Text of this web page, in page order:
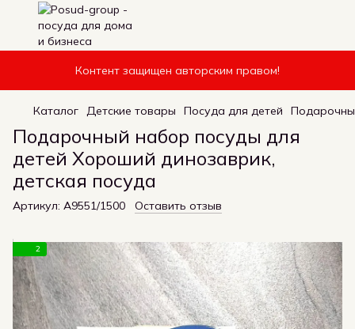
Контент защищен авторским правом!
Каталог Детские товары Посуда для детей
Подарочный набор посуды для
детей Хороший динозаврик,
детская посуда
Артикул: A9551/1500 Оставить отзыв
2